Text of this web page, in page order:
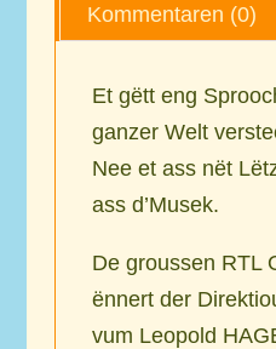
Kommentaren (0)
Et gëtt eng
ganzer Welt
Nee et ass nët
ass d’Musek.
De groussen RTL
ënnert der
vum Leopold